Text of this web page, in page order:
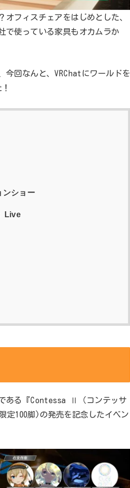
フィスチェアをはじめとした、
で使っている家具もオカムラか
今回なんと、VRChatにワールドを
ンショー
Live
ある『Contessa Ⅱ（コンテッサ
定100脚)の発売を記念したイベン